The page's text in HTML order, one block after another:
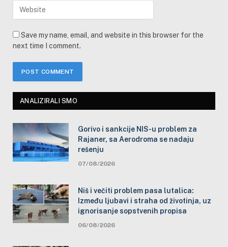
Save my name, email, and website in this browser for the
next time I comment.
ANALIZIRALI SMO
Gorivo i sankcije NIS-u problem za
Rajaner, sa Aerodroma se nadaju
rešenju
07/08/2026
Niš i večiti problem pasa lutalica:
Između ljubavi i straha od životinja, uz
ignorisanje sopstvenih propisa
06/08/2026